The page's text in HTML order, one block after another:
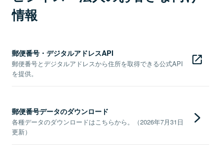
情報
郵便番号・デジタルアドレスAPI
郵便番号とデジタルアドレスから住所を取得できる公式API
を提供。
郵便番号データのダウンロード
各種データのダウンロードはこちらから。（2026年7月31日
更新）